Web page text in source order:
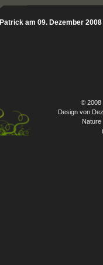
Patrick am 09. Dezember
© 2008
Design von
Nature